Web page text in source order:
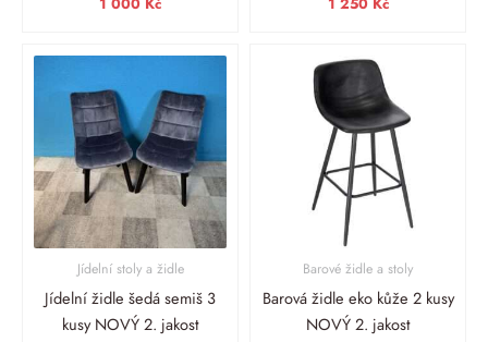
Jídelní stoly a židle
Jídelní židle šedá semiš 3
kusy NOVÝ 2. jakost
Barové židle a stoly
Barová židle eko kůže 2 kusy
NOVÝ 2. jakost